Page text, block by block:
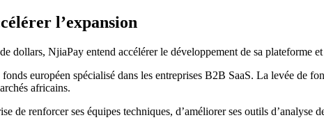
l’expansion
dollars, NjiaPay entend accélérer le développement de sa plateforme
européen spécialisé dans les entreprises B2B SaaS. La levée de
africains.
de renforcer ses équipes techniques, d’améliorer ses outils d’analyse